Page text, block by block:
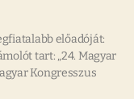
előadóját:
tart: „24. Magyar
Kongresszus